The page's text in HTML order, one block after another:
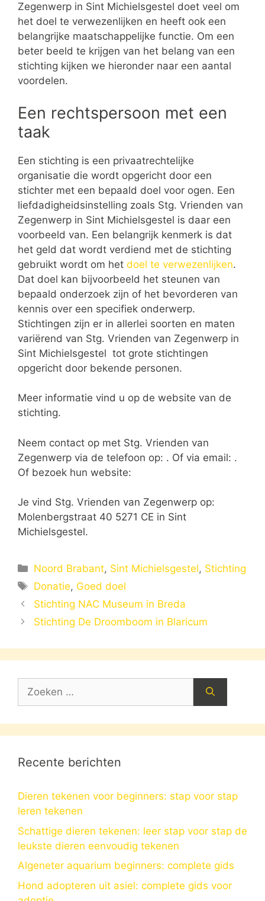
Zegenwerp in Sint Michielsgestel doet veel om
het doel te verwezenlijken en heeft ook een
belangrijke maatschappelijke functie. Om een
beter beeld te krijgen van het belang van een
stichting kijken we hieronder naar een aantal
voordelen.
Een rechtspersoon met een
taak
Een stichting is een privaatrechtelijke
organisatie die wordt opgericht door een
stichter met een bepaald doel voor ogen. Een
liefdadigheidsinstelling zoals Stg. Vrienden van
Zegenwerp in Sint Michielsgestel is daar een
voorbeeld van. Een belangrijk kenmerk is dat
het geld dat wordt verdiend met de stichting
gebruikt wordt om het doel te verwezenlijken.
Dat doel kan bijvoorbeeld het steunen van
bepaald onderzoek zijn of het bevorderen van
kennis over een specifiek onderwerp.
Stichtingen zijn er in allerlei soorten en maten
variërend van Stg. Vrienden van Zegenwerp in
Sint Michielsgestel tot grote stichtingen
opgericht door bekende personen.
Meer informatie vind u op de website van de
stichting.
Neem contact op met Stg. Vrienden van
Zegenwerp via de telefoon op: . Of via email: .
Of bezoek hun website:
Je vind Stg. Vrienden van Zegenwerp op:
Molenbergstraat 40 5271 CE in Sint
Michielsgestel.
Categorieën
Noord Brabant, Sint Michielsgestel, Stichting
Tags
Donatie, Goed doel
Stichting NAC Museum in Breda
Stichting De Droomboom in Blaricum
Zoek
Recente berichten
Dieren tekenen voor beginners: stap voor stap
leren tekenen
Schattige dieren tekenen: leer stap voor stap de
leukste dieren eenvoudig tekenen
Algeneter aquarium beginners: complete gids
Hond adopteren uit asiel: complete gids voor